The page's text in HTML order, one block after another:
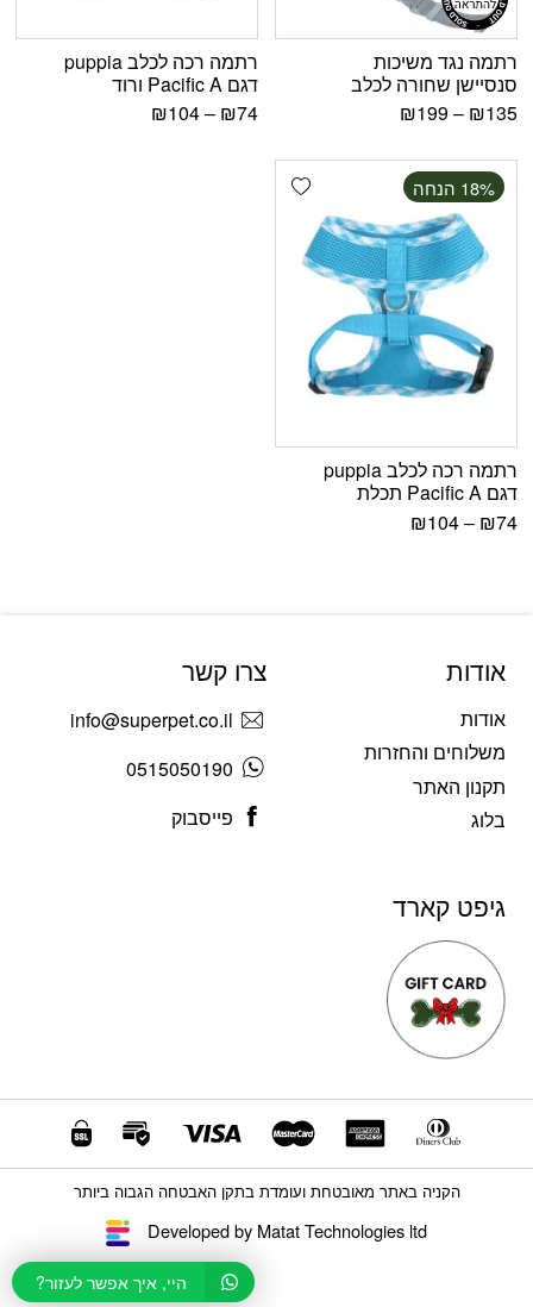
רתמה נגד משיכות
סנסיישן שחורה לכלב
₪135
–
₪199
רתמה רכה לכלב puppia
דגם Pacific A ורוד
₪74
–
₪104
Add wishlist ‫18% הנחה
רתמה רכה לכלב puppia
דגם Pacific A תכלת
₪74
–
₪104
אודות
אודות
משלוחים והחזרות
תקנון האתר
בלוג
צרו קשר
info@superpet.co.il
0515050190
פייסבוק
גיפט קארד
Developed by Matat Technologies ltd
הקניה באתר מאובטחת ועומדת בתקן האבטחה הגבוה ביותר
היי, איך אפשר לעזור?